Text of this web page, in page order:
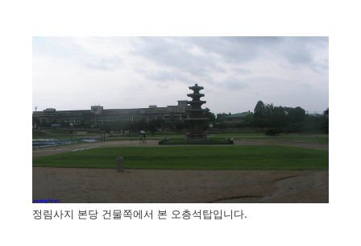
정림사지 본당 건물쪽에서 본 오층석탑입니다.